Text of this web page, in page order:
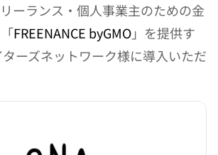
ーランス・個人事業主のための金
FREENANCE byGMO」を提供す
ターズネットワーク様に導入いただ